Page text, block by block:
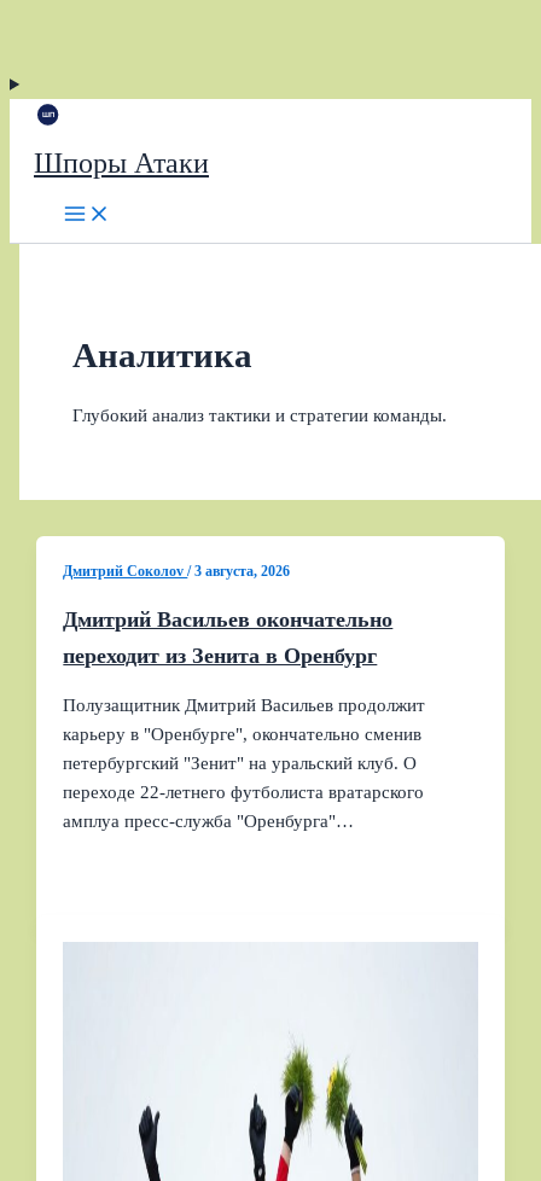
Шпоры Атаки
Аналитика
Глубокий анализ тактики и стратегии команды.
Дмитрий Соколov/3 августа, 2026
Дмитрий Васильев окончательно
переходит из Зенита в Оренбург
Полузащитник Дмитрий Васильев продолжит
карьеру в "Оренбурге", окончательно сменив
петербургский "Зенит" на уральский клуб. О
переходе 22‑летнего футболиста вратарского
амплуа пресс‑служба "Оренбурга"…